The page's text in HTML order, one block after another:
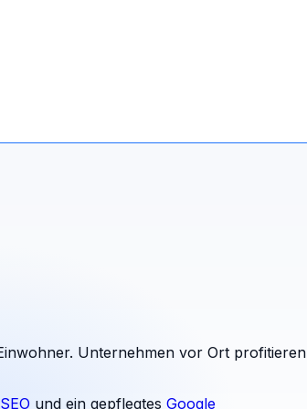
Unternehmen vor Ort profitieren
und ein gepflegtes Google